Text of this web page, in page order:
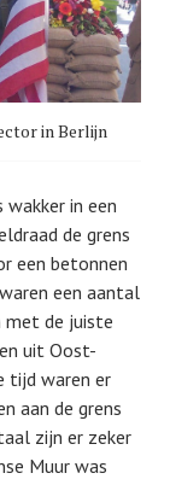
in Berlijn
in een
de grens
een betonnen
een aantal
met de juiste
uit Oost-
tijd waren er
aan de grens
zijn er zeker
Muur was